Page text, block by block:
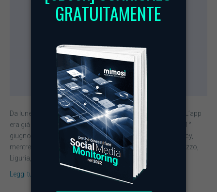
Da lunedì 15 giugno l’app Immuni è operativa in tutta Italia. L’app
era già disponibile sugli store digitali di Apple e Google dal 1°
giugno, dopo aver avuto il via libera dal Garante della Privacy,
mentre dall’8 è stata in fase di test in quattro regioni – Abruzzo,
Liguria, Marche e Puglia. Secondo i dati…
Leggi tutto